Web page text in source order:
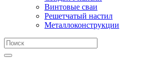
Винтовые сваи
Решетчатый настил
Металлоконструкции